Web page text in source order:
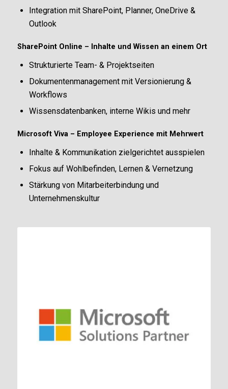
Integration mit SharePoint, Planner, OneDrive &
Outlook
SharePoint Online – Inhalte und Wissen an einem Ort
Strukturierte Team- & Projektseiten
Dokumentenmanagement mit Versionierung &
Workflows
Wissensdatenbanken, interne Wikis und mehr
Microsoft Viva – Employee Experience mit Mehrwert
Inhalte & Kommunikation zielgerichtet ausspielen
Fokus auf Wohlbefinden, Lernen & Vernetzung
Stärkung von Mitarbeiterbindung und
Unternehmenskultur